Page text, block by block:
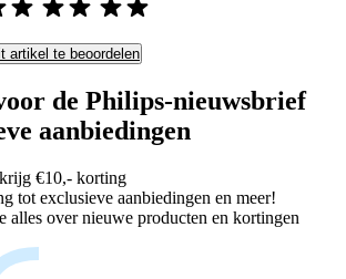
artikel te beoordelen
de Philips-nieuwsbrief
aanbiedingen
€10,- korting
tot exclusieve aanbiedingen en meer!
alles over nieuwe producten en kortingen